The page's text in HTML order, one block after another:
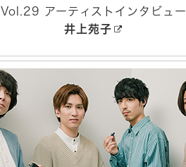
Vol.29 アーティストインタビュー
井上苑子